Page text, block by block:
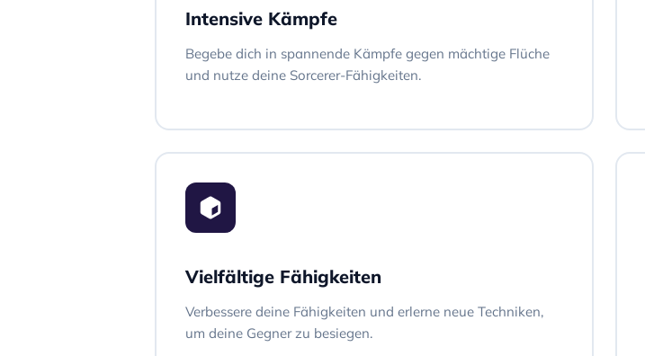
Intensive Kämpfe
Begebe dich in spannende Kämpfe gegen mächtige Flüche
und nutze deine Sorcerer-Fähigkeiten.
Vielfältige Fähigkeiten
Verbessere deine Fähigkeiten und erlerne neue Techniken,
um deine Gegner zu besiegen.